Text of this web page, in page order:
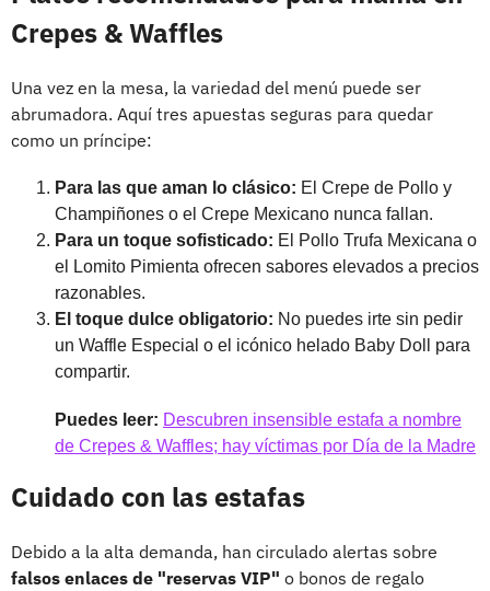
Crepes & Waffles
Una vez en la mesa, la variedad del menú puede ser
abrumadora. Aquí tres apuestas seguras para quedar
como un príncipe:
Para las que aman lo clásico: El Crepe de Pollo y
Champiñones o el Crepe Mexicano nunca fallan.
Para un toque sofisticado: El Pollo Trufa Mexicana o
el Lomito Pimienta ofrecen sabores elevados a precios
razonables.
El toque dulce obligatorio: No puedes irte sin pedir
un Waffle Especial o el icónico helado Baby Doll para
compartir.
Puedes leer: Descubren insensible estafa a nombre
de Crepes & Waffles; hay víctimas por Día de la Madre
Cuidado con las estafas
Debido a la alta demanda, han circulado alertas sobre
falsos enlaces de "reservas VIP" o bonos de regalo